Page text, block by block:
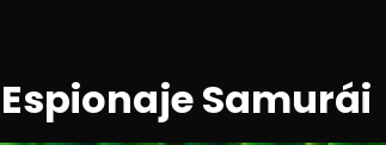
Samurái